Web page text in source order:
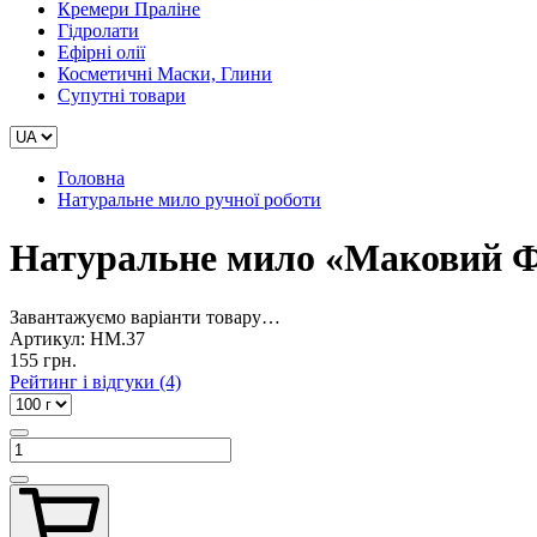
Кремери Праліне
Гідролати
Ефірні олії
Косметичні Маски, Глини
Супутні товари
Головна
Натуральне мило ручної роботи
Натуральне мило «Маковий
Завантажуємо варіанти товару…
Артикул: НМ.37
155 грн.
Рейтинг і відгуки (4)